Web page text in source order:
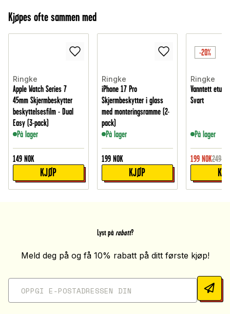
Kjøpes ofte sammen med
Ringke
Apple Watch Series 7
45mm Skjermbeskytter
beskyttelsesfilm - Dual
Easy (3-pack)
På lager
149 NOK
KJØP
Ringke
iPhone 17 Pro
Skjermbeskytter i glass
med monteringsramme (2-
pack)
På lager
199 NOK
KJØP
-20%
Ringke
Vanntett etui
Svart
På lager
199 NOK249
Lyst på rabatt?
Meld deg på og få 10% rabatt på ditt første kjøp!